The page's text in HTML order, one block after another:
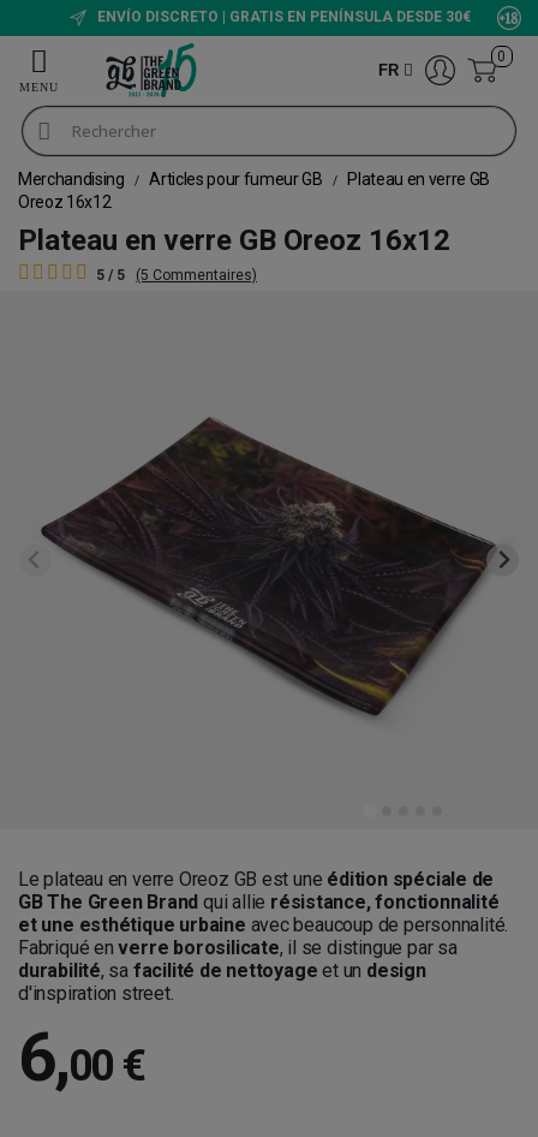
ENVÍO DISCRETO | GRATIS EN PENÍNSULA DESDE 30€
FR
0
Merchandising Articles pour fumeur GB
Plateau en verre GB
Oreoz 16x12
Plateau en verre GB Oreoz 16x12
5 / 5 (5 Commentaires)
Le plateau en verre Oreoz GB est une édition spéciale de
GB The Green Brand qui allie résistance, fonctionnalité
et une esthétique urbaine avec beaucoup de personnalité.
Fabriqué enverre borosilicate, il se distingue par sa
durabilité, sa facilité de nettoyage et un design
d'inspiration street.
6,00 €